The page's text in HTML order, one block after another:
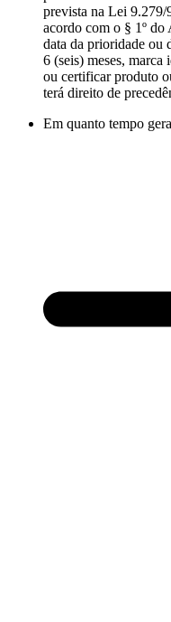
prevista na Lei
acordo com o § 1º do
data da prioridade ou
6 (seis) meses,
ou certificar produto
terá direito de
Em quanto tempo